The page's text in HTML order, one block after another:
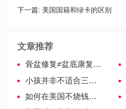
下一篇: 美国国籍和绿卡的区别
文章推荐
骨盆修复≠盆底康复，做哪个好宝妈们要搞清楚-美国试管婴儿
小孩并非不适合三伏贴，可能是年龄范围未到最佳时间！
如何在美国不烧钱也能过上有品质的生活？